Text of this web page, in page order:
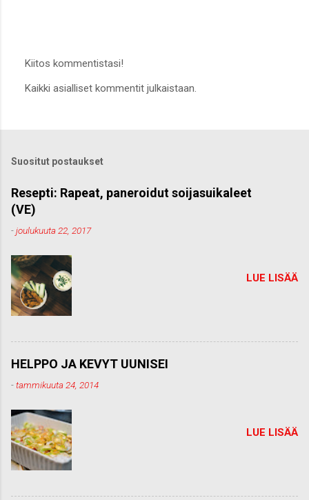
ä
o
m
e
n
Kiitos kommentistasi!
Kaikki asialliset kommentit julkaistaan.
Suositut postaukset
Resepti: Rapeat, paneroidut soijasuikaleet
(VE)
-joulukuuta 22, 2017
LUE LISÄÄ
HELPPO JA KEVYT UUNISEI
-tammikuuta 24, 2014
LUE LISÄÄ